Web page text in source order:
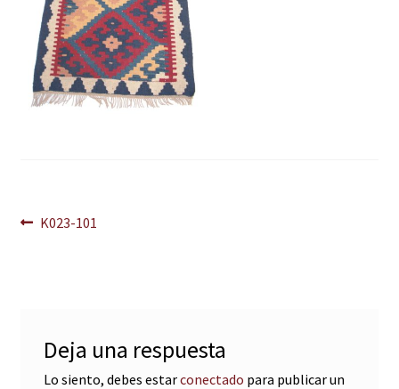
Navegación
Anterior:
K023-101
Deja una respuesta
Lo siento, debes estarconectado para publicar un